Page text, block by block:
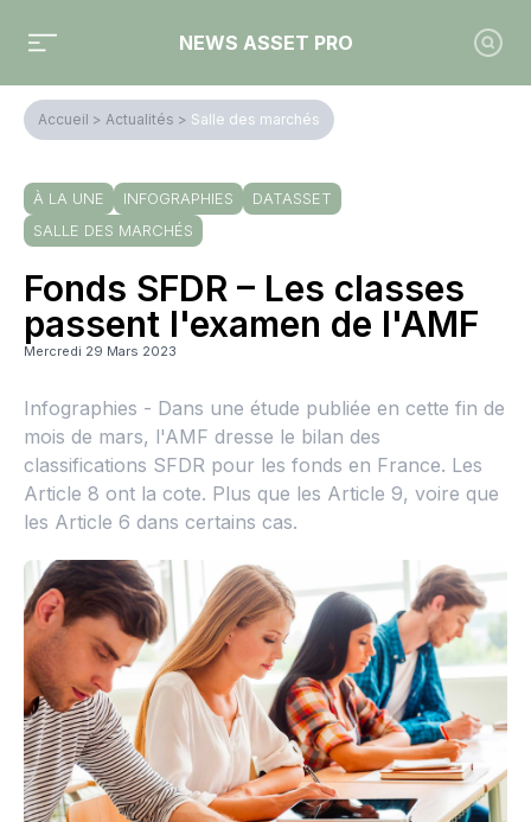
NEWS ASSET PRO
Accueil > Actualités > Salle des marchés
À LA UNE INFOGRAPHIES
DATASSET
SALLE DES MARCHÉS
Fonds SFDR – Les classes
passent l'examen de l'AMF
Mercredi 29 Mars 2023
Infographies - Dans une étude publiée en cette fin de
mois de mars, l'AMF dresse le bilan des
classifications SFDR pour les fonds en France. Les
Article 8 ont la cote. Plus que les Article 9, voire que
les Article 6 dans certains cas.